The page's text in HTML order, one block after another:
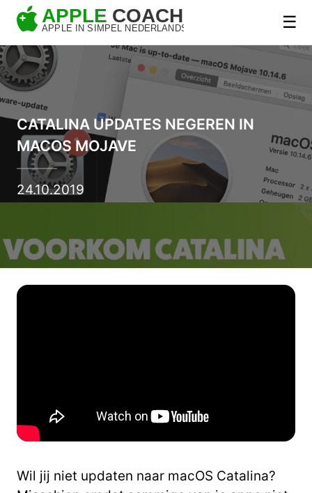
☰
CATALINA UPDATES NEGEREN IN
MACOS MOJAVE
24.10.2019
Wil jij niet updaten naar macOS Catalina?